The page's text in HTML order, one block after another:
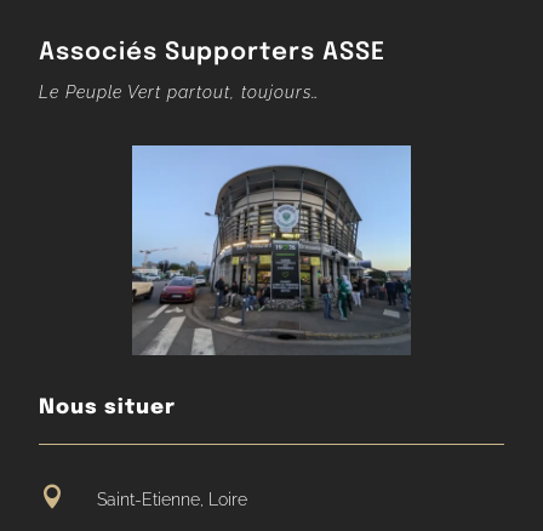
Associés Supporters ASSE
Le Peuple Vert partout, toujours…
Nous situer
 Saint-Etienne, Loire